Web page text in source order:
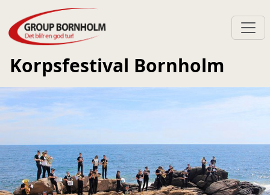
Korpsfestival Bornholm